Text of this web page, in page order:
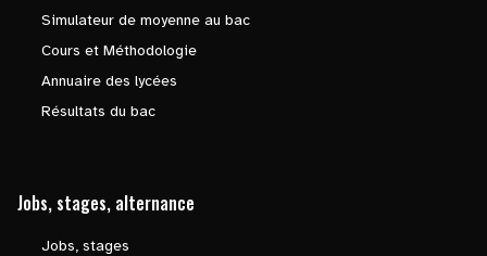
Simulateur de moyenne au bac
Cours et Méthodologie
Annuaire des lycées
Résultats du bac
Jobs, stages, alternance
Jobs, stages